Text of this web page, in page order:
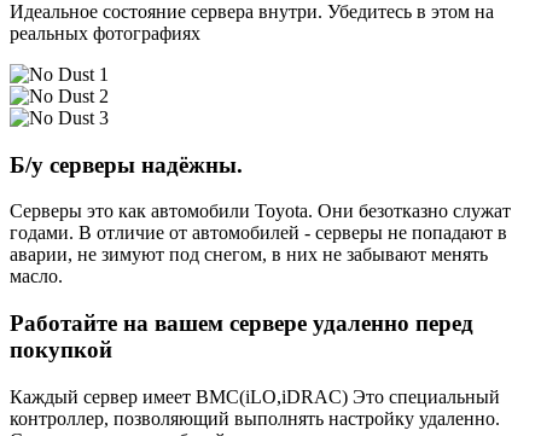
Идеальное состояние сервера внутри. Убедитесь в этом на
реальных фотографиях
Б/у серверы надёжны.
Серверы это как автомобили Toyota. Они безотказно служат
годами. В отличие от автомобилей - серверы не попадают в
аварии, не зимуют под снегом, в них не забывают менять
масло.
Работайте на вашем сервере удаленно перед
покупкой
Каждый сервер имеет BMC(iLO,iDRAC) Это специальный
контроллер, позволяющий выполнять настройку удаленно.